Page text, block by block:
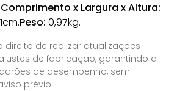
Comprimento x Largura x Altura:
Peso: 0,97kg.
direito de realizar atualizações
de fabricação, garantindo a
de desempenho, sem
prévio.